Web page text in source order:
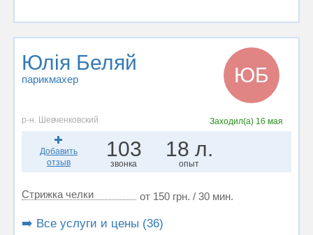
Юлія Беляй
парикмахер ЮБ
р-н. Шевченковский Заходил(а) 16 мая
Добавить
отзыв
103
звонка
18 л.
опыт
Стрижка челки от 150 грн. / 30 мин.
➡️ Все услуги и цены (36)